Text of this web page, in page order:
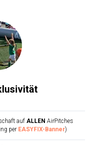
auf ALLEN AirPitches
per EASYFIX-Banner)